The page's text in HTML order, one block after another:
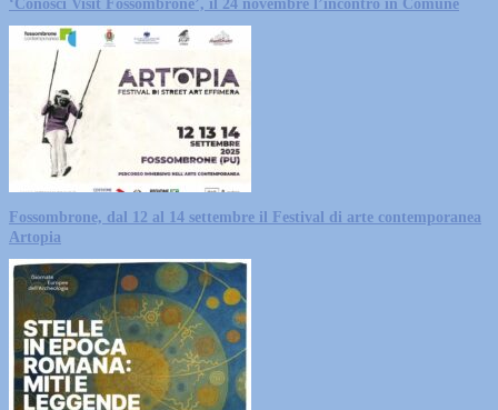
‘Conosci Visit Fossombrone’, il 24 novembre l’incontro in Comune
Fossombrone, dal 12 al 14 settembre il Festival di arte contemporanea
Artopia